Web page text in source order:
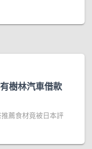
樹林汽車借款
薦食材竟被日本評